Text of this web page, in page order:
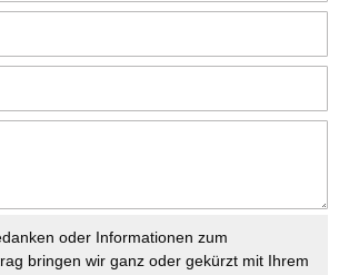
oder Informationen zum
bringen wir ganz oder gekürzt mit Ihrem